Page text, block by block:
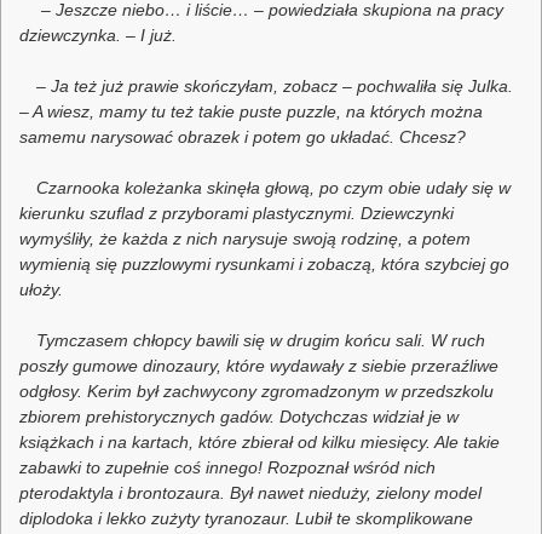
– Jeszcze niebo… i liście… – powiedziała skupiona na pracy
dziewczynka. – I już.
– Ja też już prawie skończyłam, zobacz – pochwaliła się Julka.
– A wiesz, mamy tu też takie puste puzzle, na których można
samemu narysować obrazek i potem go układać. Chcesz?
Czarnooka koleżanka skinęła głową, po czym obie udały się w
kierunku szuflad z przyborami plastycznymi. Dziewczynki
wymyśliły, że każda z nich narysuje swoją rodzinę, a potem
wymienią się puzzlowymi rysunkami i zobaczą, która szybciej go
ułoży.
Tymczasem chłopcy bawili się w drugim końcu sali. W ruch
poszły gumowe dinozaury, które wydawały z siebie przeraźliwe
odgłosy. Kerim był zachwycony zgromadzonym w przedszkolu
zbiorem prehistorycznych gadów. Dotychczas widział je w
książkach i na kartach, które zbierał od kilku miesięcy. Ale takie
zabawki to zupełnie coś innego! Rozpoznał wśród nich
pterodaktyla i brontozaura. Był nawet nieduży, zielony model
diplodoka i lekko zużyty tyranozaur. Lubił te skomplikowane